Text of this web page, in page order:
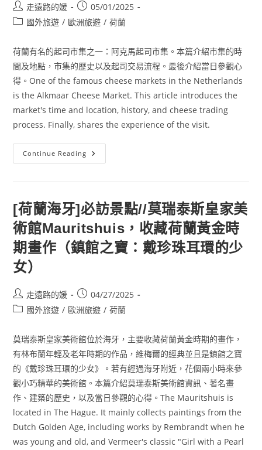
Post
author:
走遠路的媛
Post
published:
05/01/2025
Post國外旅遊 / 歐洲旅遊 / 荷蘭
荷蘭有名的起司市集之一：阿克馬起司市集。本篇介紹市集的時
間及地點，市集的歷史以及起司交易流程。最後介紹當日參觀心
得。One of the famous cheese markets in the Netherlands
is the Alkmaar Cheese Market. This article introduces the
market's time and location, history, and cheese trading
process. Finally, shares the experience of the visit.
Continue Reading [荷
蘭
姆
斯
丹
近
郊//
荷
＆
最
大
型
起
司
市
集：
阿
克
馬
司
集
Alkmaar
Kaasmarkt
[荷蘭海牙]必訪景點//莫瑞泰斯皇家美
術館Mauritshuis，收藏荷蘭黃金時
期畫作（鎮館之寶：戴珍珠耳環的少
女）
Post
author:
走遠路的媛
Post
published:
04/27/2025
Post國外旅遊 / 歐洲旅遊 / 荷蘭
莫瑞泰斯皇家美術館位於海牙，主要收藏荷蘭黃金時期的畫作，
有林布蘭年輕及老年時期的作品，維梅爾的經典並且是鎮館之寶
的《戴珍珠耳環的少女》。若有經過海牙附近，花個兩小時來參
觀小巧精華的美術館。本篇介紹莫瑞泰斯美術館資訊、著名畫
作、建築的歷史，以及當日參觀的心得。The Mauritshuis is
located in The Hague. It mainly collects paintings from the
Dutch Golden Age, including works by Rembrandt when he
was young and old, and Vermeer's classic "Girl with a Pearl